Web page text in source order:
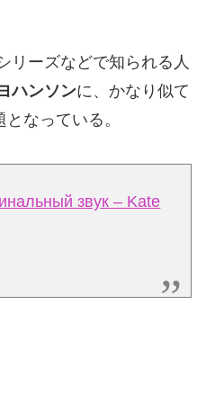
リーズなどで知られる人
ハンソンに、かなり似て
なっている。
звук – Kate